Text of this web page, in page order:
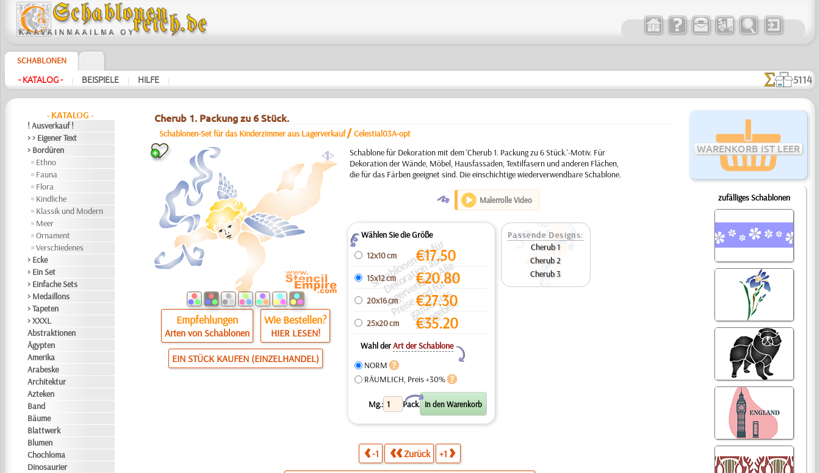
SCHABLONEN
- KATALOG - | BEISPIELE | HILFE | 5114
- KATALOG -
! Ausverkauf !
> > Eigener Text
> Bordüren
Ethno
Fauna
Flora
Kindliche
Klassik und Modern
Meer
Ornament
Verschiedenes
> Ecke
> Ein Set
> Einfache Sets
> Medaillons
> Tapeten
> XXXL
Abstraktionen
Ägypten
Amerika
Arabeske
Architektur
Azteken
Band
Bäume
Blattwerk
Blumen
Chochloma
Dinosaurier
WARENKORB IST LEER
zufälliges Schablonen
Cherub 1. Packung zu 6 Stück.
Schablonen-Set für das Kinderzimmer aus Lagerverkauf /Celestial03A-opt
a
Empfehlungen
Arten von Schablonen
Wie Bestellen?
HIER LESEN!
EIN STÜCK KAUFEN (EINZELHANDEL)
Schablone für Dekoration mit dem 'Cherub 1. Packung zu 6 Stück.'-Motiv. Für
Dekoration der Wände, Möbel, Hausfassaden, Textilfasern und anderen Flächen,
die für das Färben geeignet sind. Die einschichtige wiederverwendbare Schablone.
O Malerrolle Video
ZWählen Sie die Größe
S
c
h
a
bl
o
n
e
n
-
S
e
t
f
ü
r
D
e
k
o
r
a
ti
o
n
a
u
s
L
a
g
e
r
v
e
r
k
a
u
f.
All
e
P
r
ei
s
e
si
n
d
f
ü
r
di
e
g
a
n
z
e
S
e
t
s
a
n
g
e
g
e
b
e
n.
12x10 cm €17.50
15x12 cm €20.80
20x16 cm €27.30
25x20 cm €35.20
Wahl derArt der Schablone
Y
NORM
RÄUMLICH, Preis +30%
Mg.: Pack.
X
Passende Designs:
Cherub 1
Cherub 2
Cherub 3
-1 Zurück +1